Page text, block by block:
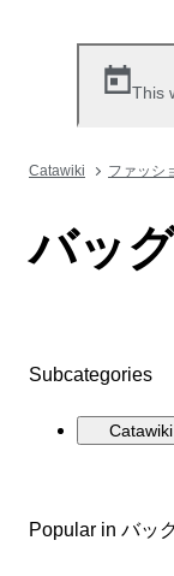
This
Catawiki ファッシ
バッ
Subcategories
Popular in バッ